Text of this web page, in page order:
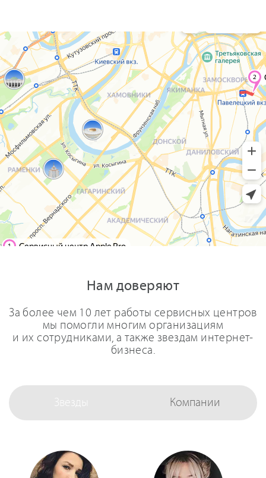
Нам доверяют
За более чем 10 лет работы сервисных центров
мы помогли многим организациям
и их сотрудниками, а также звездам интернет-
бизнеса.
Звезды Компании